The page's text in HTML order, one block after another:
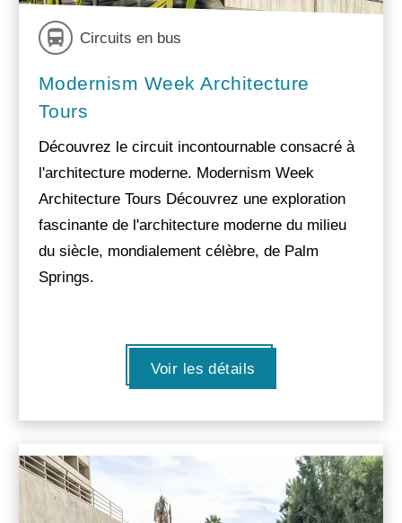
Circuits en bus
Modernism Week Architecture
Tours
Découvrez le circuit incontournable consacré à
l'architecture moderne. Modernism Week
Architecture Tours Découvrez une exploration
fascinante de l'architecture moderne du milieu
du siècle, mondialement célèbre, de Palm
Springs.
Voir les détails